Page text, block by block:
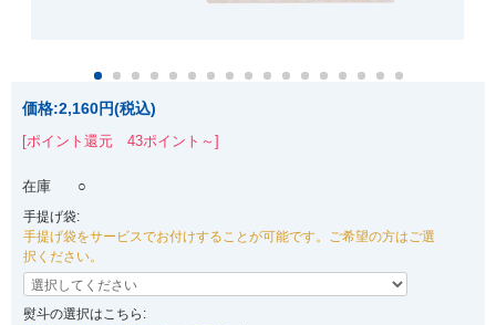
価格:2,160円(税込)
[ポイント還元 43ポイント～]
在庫 ○
手提げ袋:
手提げ袋をサービスでお付けすることが可能です。ご希望の方はご選
択ください。
熨斗の選択はこちら: